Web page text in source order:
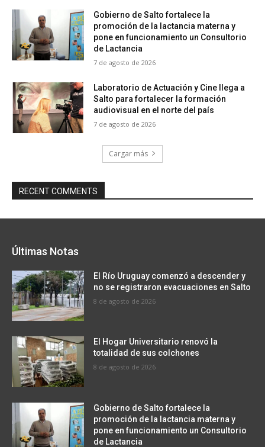
Gobierno de Salto fortalece la
promoción de la lactancia materna y
pone en funcionamiento un Consultorio
de Lactancia
7 de agosto de 2026
Laboratorio de Actuación y Cine llega a
Salto para fortalecer la formación
audiovisual en el norte del país
7 de agosto de 2026
Cargar más
RECENT COMMENTS
Últimas Notas
El Río Uruguay comenzó a descender y
no se registraron evacuaciones en Salto
8 de agosto de 2026
El Hogar Universitario renovó la
totalidad de sus colchones
8 de agosto de 2026
Gobierno de Salto fortalece la
promoción de la lactancia materna y
pone en funcionamiento un Consultorio
de Lactancia